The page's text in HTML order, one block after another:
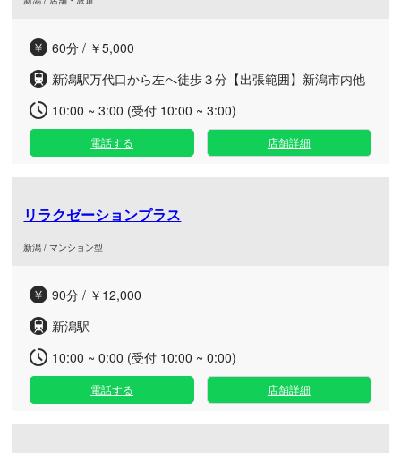
60分 / ￥5,000
新潟駅万代口から左へ徒歩３分【出張範囲】新潟市内他
10:00 ~ 3:00 (受付 10:00 ~ 3:00)
電話する 店舗詳細
リラクゼーションプラス
新潟 / マンション型
90分 / ￥12,000
新潟駅
10:00 ~ 0:00 (受付 10:00 ~ 0:00)
電話する 店舗詳細